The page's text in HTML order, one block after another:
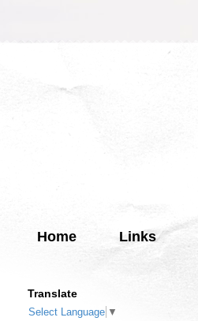
Home Links
Translate
Select Language ▼